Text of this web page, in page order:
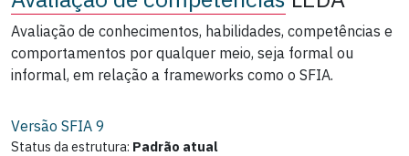
Avaliação de conhecimentos, habilidades, competências e
comportamentos por qualquer meio, seja formal ou
informal, em relação a frameworks como o SFIA.
Versão SFIA 9
Status da estrutura: Padrão atual